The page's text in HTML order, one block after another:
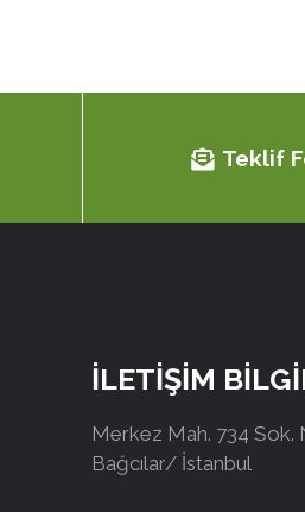
Teklif
İLETİŞİM
Merkez Mah. 734 Sok.
Bağcılar/ İstanbul